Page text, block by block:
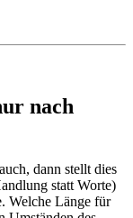
nach
dann stellt dies
statt Worte)
Welche Länge für